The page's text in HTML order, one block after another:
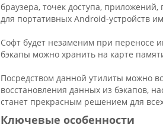
браузера, точек доступа,
для портативных Android-устройств
Софт будет незаменим при переносе
бэкапы можно хранить на карте
Посредством данной утилиты можно
восстановления данных из бэкапов,
станет прекрасным решением для
Ключевые особенности